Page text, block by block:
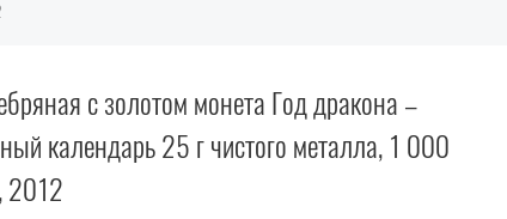
с золотом монета Год дракона –
календарь 25 г чистого металла, 1 000
2012